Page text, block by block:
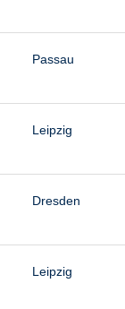
Passau
Leipzig
Dresden
Leipzig